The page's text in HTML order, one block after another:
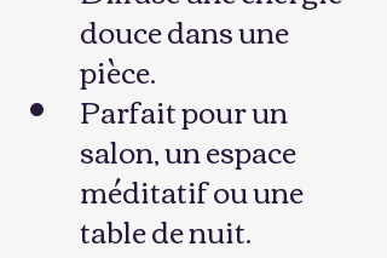
douce dans une
pièce.
Parfait pour un
salon, un espace
méditatif ou une
table de nuit.